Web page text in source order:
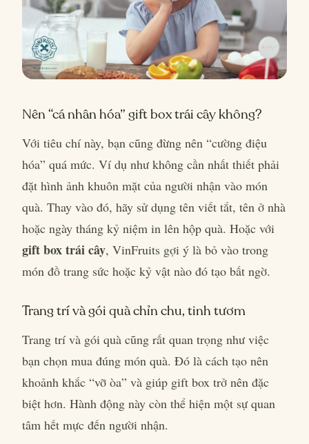
Nên “cá nhân hóa” gift box trái cây không?
Với tiêu chí này, bạn cũng đừng nên “cường điệu
hóa” quá mức. Ví dụ như không cần nhất thiết phải
đặt hình ảnh khuôn mặt của người nhận vào món
quà. Thay vào đó, hãy sử dụng tên viết tắt, tên ở nhà
hoặc ngày tháng kỷ niệm in lên hộp quà. Hoặc với
gift box trái cây, VinFruits gợi ý là bỏ vào trong
món đồ trang sức hoặc kỷ vật nào đó tạo bất ngờ.
Trang trí và gói quà chỉn chu, tinh tươm
Trang trí và gói quà cũng rất quan trọng như việc
bạn chọn mua đúng món quà. Đó là cách tạo nên
khoảnh khắc “vỡ òa” và giúp gift box trở nên đặc
biệt hơn. Hành động này còn thể hiện một sự quan
tâm hết mực đến người nhận.